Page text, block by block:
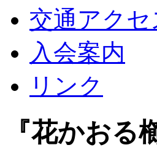
交通アクセ
入会案内
リンク
『花かおる